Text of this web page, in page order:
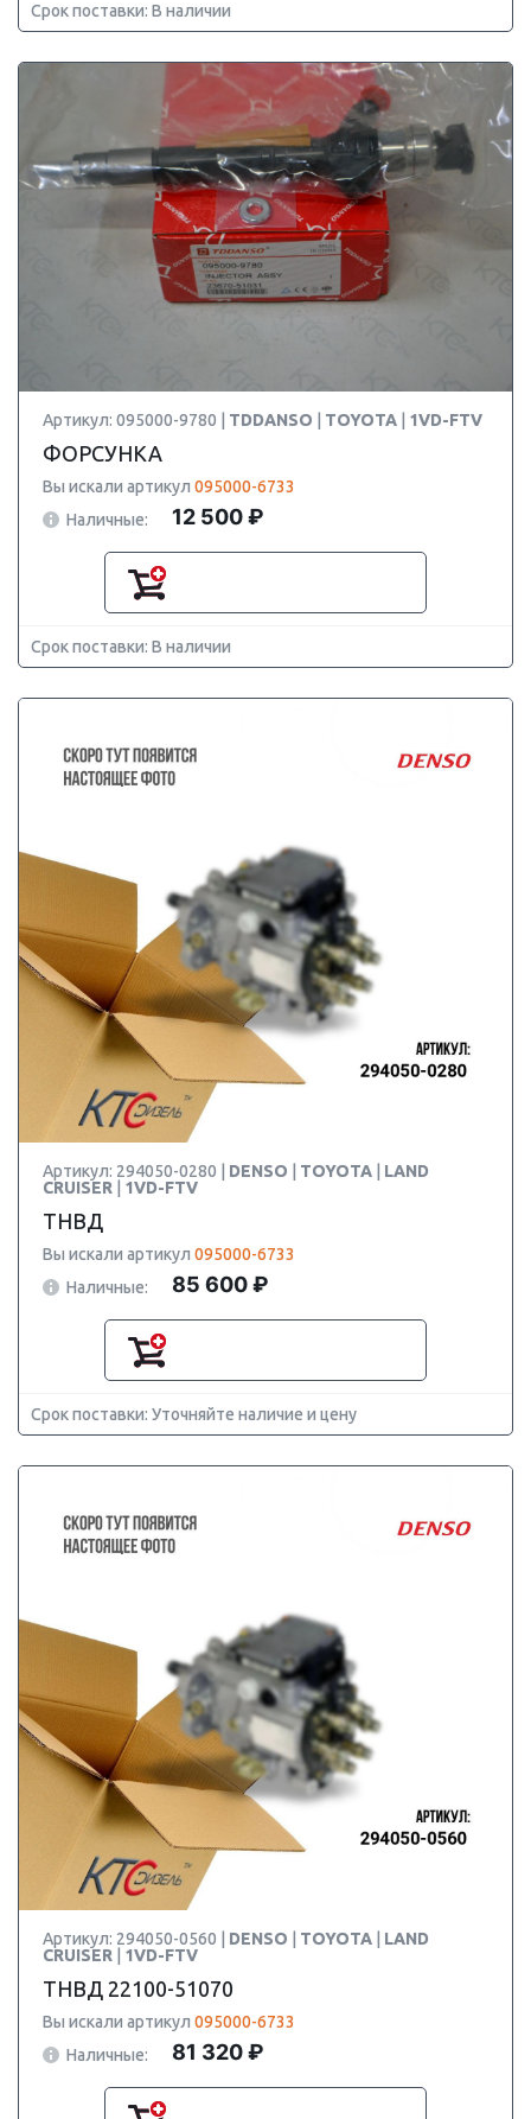
Срок поставки: В наличии
Артикул: 095000-9780 | TDDANSO TOYOTA 1VD-FTV
ФОРСУНКА
Вы искали артикул 095000-6733
Наличные:
12 500 ₽
Срок поставки: В наличии
Артикул: 294050-0280 | DENSO TOYOTA
LAND
CRUISER
1VD-FTV
ТНВД
Вы искали артикул 095000-6733
Наличные:
85 600 ₽
Срок поставки: Уточняйте наличие и цену
Артикул: 294050-0560 | DENSO TOYOTA
LAND
CRUISER
1VD-FTV
ТНВД 22100-51070
Вы искали артикул 095000-6733
Наличные:
81 320 ₽